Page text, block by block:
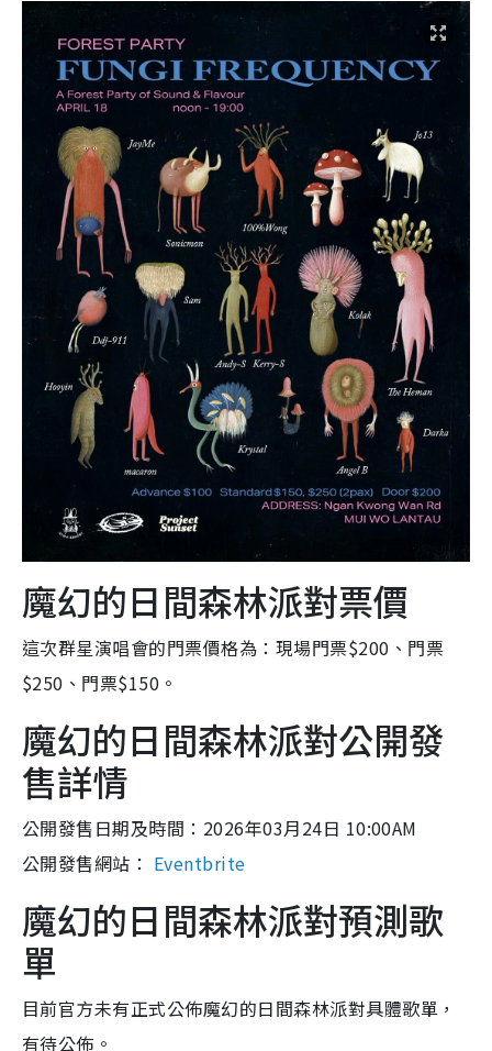
魔幻的日間森林派對票價
這次群星演唱會的門票價格為：現場門票$200、門票
$250、門票$150。
魔幻的日間森林派對公開發
售詳情
公開發售日期及時間：2026年03月24日 10:00AM
公開發售網站： Eventbrite
魔幻的日間森林派對預測歌
單
目前官方未有正式公佈魔幻的日間森林派對具體歌單，
有待公佈。